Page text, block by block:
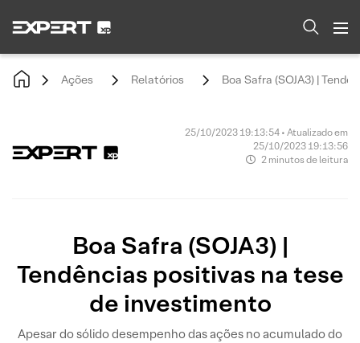
Ações Relatórios Boa Safra (SOJA3) |
25/10/2023 19:13:54 • Atualizado em
25/10/2023 19:13:56
2 minutos de leitura
Boa Safra (SOJA3) |
Tendências positivas na tese
de investimento
Apesar do sólido desempenho das ações no acumulado do